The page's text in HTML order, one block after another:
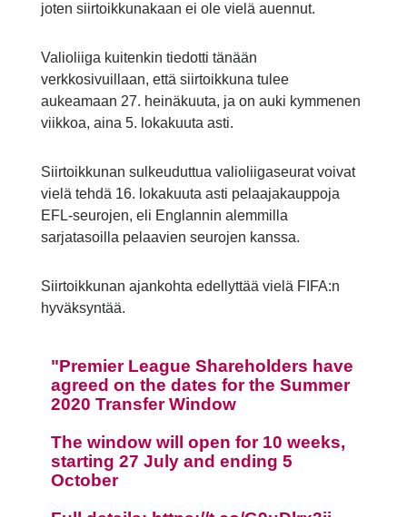
joten siirtoikkunakaan ei ole vielä auennut.
Valioliiga kuitenkin tiedotti tänään
verkkosivuillaan, että siirtoikkuna tulee
aukeamaan 27. heinäkuuta, ja on auki kymmenen
viikkoa, aina 5. lokakuuta asti.
Siirtoikkunan sulkeuduttua valioliigaseurat voivat
vielä tehdä 16. lokakuuta asti pelaajakauppoja
EFL-seurojen, eli Englannin alemmilla
sarjatasoilla pelaavien seurojen kanssa.
Siirtoikkunan ajankohta edellyttää vielä FIFA:n
hyväksyntää.
Premier League Shareholders have
agreed on the dates for the Summer
2020 Transfer Window
The window will open for 10 weeks,
starting 27 July and ending 5
October